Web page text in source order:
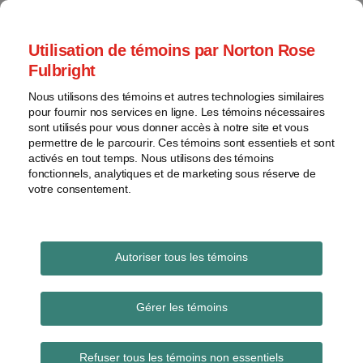
Utilisation de témoins par Norton Rose
Fulbright
Nous utilisons des témoins et autres technologies similaires
pour fournir nos services en ligne. Les témoins nécessaires
sont utilisés pour vous donner accès à notre site et vous
permettre de le parcourir. Ces témoins sont essentiels et sont
activés en tout temps. Nous utilisons des témoins
fonctionnels, analytiques et de marketing sous réserve de
votre consentement.
Autoriser tous les témoins
Gérer les témoins
Refuser tous les témoins non essentiels
Skip
content
Accueil
À
propos
Contacts
Rechercher
Brevets
Marques
de
commerce
Droit
d'auteur
Les Actifs créatifs
Un blogue sur la protection des intangibles
(brevets, dessins industriels, droits d'auteur,
marques, etc.)
September 2017